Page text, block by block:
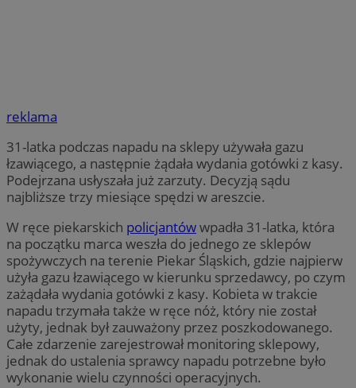
reklama
31-latka podczas napadu na sklepy używała gazu
łzawiącego, a następnie żądała wydania gotówki z kasy.
Podejrzana usłyszała już zarzuty. Decyzją sądu
najbliższe trzy miesiące spędzi w areszcie.
W ręce piekarskich policjantówwpadła 31-latka, która
na początku marca weszła do jednego ze sklepów
spożywczych na terenie Piekar Śląskich, gdzie najpierw
użyła gazu łzawiącego w kierunku sprzedawcy, po czym
zażądała wydania gotówki z kasy. Kobieta w trakcie
napadu trzymała także w ręce nóż, który nie został
użyty, jednak był zauważony przez poszkodowanego.
Całe zdarzenie zarejestrował monitoring sklepowy,
jednak do ustalenia sprawcy napadu potrzebne było
wykonanie wielu czynności operacyjnych.